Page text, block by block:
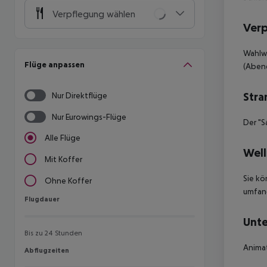
Verpflegung wählen
Flüge anpassen
Nur Direktflüge
Nur Eurowings-Flüge
Alle Flüge
Mit Koffer
Ohne Koffer
Flugdauer
Flugdauer
Bis zu 24 Stunden
Abflugzeiten
Abflugzeiten
Der
Sie